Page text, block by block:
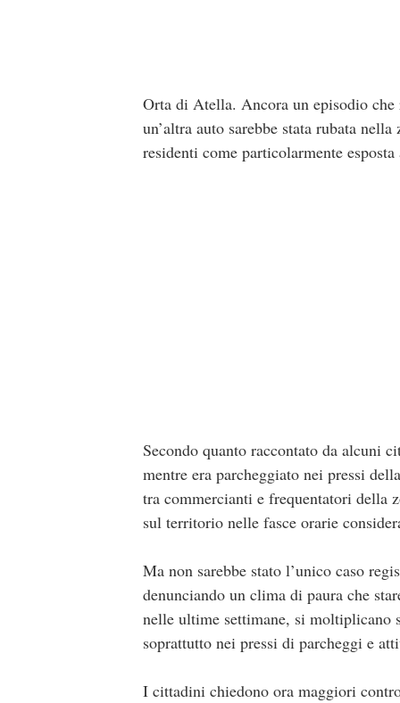
Orta di Atella. Ancora un episodio
un’altra auto sarebbe stata rubata
residenti come particolarmente
Secondo quanto raccontato da alcuni
mentre era parcheggiato nei pressi
tra commercianti e frequentatori della
sul territorio nelle fasce orarie
Ma non sarebbe stato l’unico caso
denunciando un clima di paura che
nelle ultime settimane, si moltiplicano
soprattutto nei pressi di parcheggi e
I cittadini chiedono ora maggiori